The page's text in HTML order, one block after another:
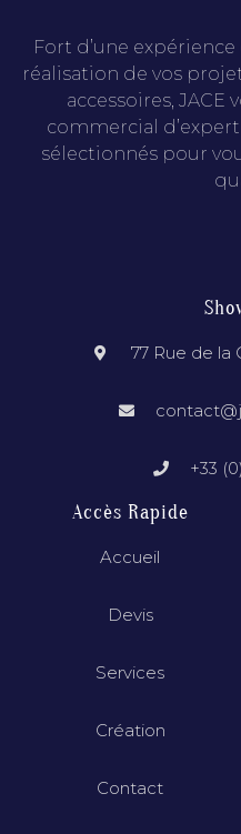
Fort d’une
réalisation de vos
accessoires, JACE
commercial
sélectionnés pour
77 Rue de la
+33
Accès Rapide
Accueil
Devis
Services
Création
Contact